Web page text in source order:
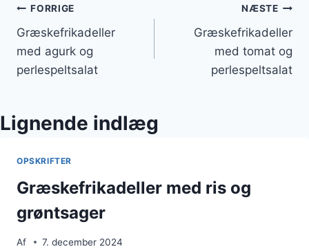
Indlægsnavigation
FORRIGE
Græskefrikadeller
med agurk og
perlespeltsalat
NÆSTE
Græskefrikadeller
med tomat og
perlespeltsalat
Lignende indlæg
OPSKRIFTER
Græskefrikadeller med ris og
grøntsager
Af 7. december 2024